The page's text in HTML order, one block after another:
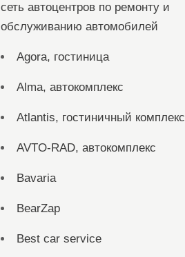
сеть автоцентров по ремонту и
обслуживанию автомобилей
Agora, гостиница
Alma, автокомплекс
Atlantis, гостиничный комплекс
AVTO-RAD, автокомплекс
Bavaria
BearZap
Best car service